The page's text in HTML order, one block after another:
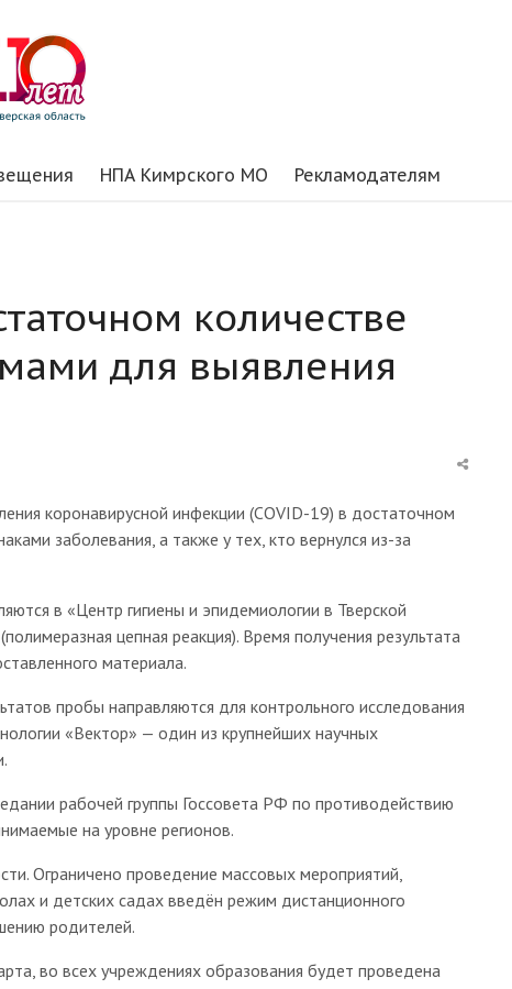
НПА Кимрского МО Рекламодателям
количестве
для выявления
Share
коронавирусной инфекции (COVID-19) в достаточном
заболевания, а также у тех, кто вернулся из-за
в «Центр гигиены и эпидемиологии в Тверской
цепная реакция). Время получения результата
материала.
пробы направляются для контрольного исследования
«Вектор» — один из крупнейших научных
рабочей группы Госсовета РФ по противодействию
на уровне регионов.
Ограничено проведение массовых мероприятий,
и детских садах введён режим дистанционного
родителей.
во всех учреждениях образования будет проведена